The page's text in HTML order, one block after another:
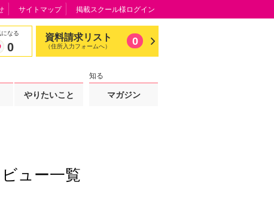
になる
0
資料請求リスト
（住所入力フォームへ） 0
やりたいこと
知る
マガジン
サイトマップ 掲載スクール様ログイン
ュー一覧